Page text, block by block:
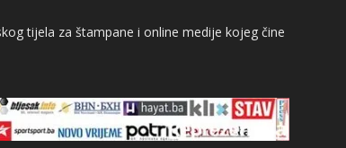
tijela za štampane i online medije kojeg čine